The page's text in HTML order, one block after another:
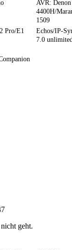
AVR: Denon
4400H/
1509
Pro/E1
Echos/IP-
7.0
geht.